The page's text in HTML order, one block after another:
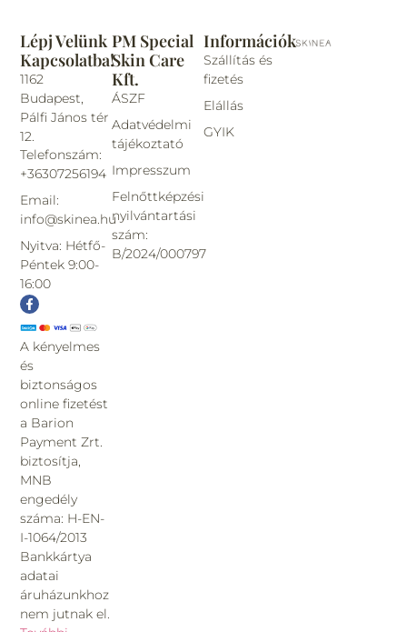
Információk
Szállítás és
fizetés
Elállás
GYIK
PM Special
Skin Care
Kft.
ÁSZF
Adatvédelmi
tájékoztató
Impresszum
Felnőttképzési
nyilvántartási
szám:
B/2024/000797
Lépj Velünk
Kapcsolatba!
1162
Budapest,
Pálfi János tér
12.
Telefonszám:
+36307256194
Email:
info@skinea.hu
Nyitva: Hétfő-
Péntek 9:00-
16:00
A kényelmes
és
biztonságos
online fizetést
a Barion
Payment Zrt.
biztosítja,
MNB
engedély
száma: H-EN-
I-1064/2013
Bankkártya
adatai
áruházunkhoz
nem jutnak el.